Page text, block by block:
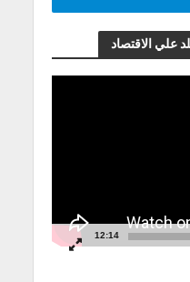
علي الاقتصاد
12:14